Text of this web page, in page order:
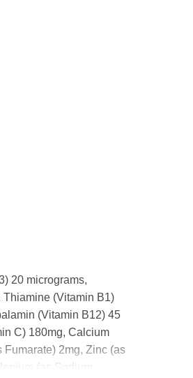
20 micrograms,
Thiamine (Vitamin B1)
(Vitamin B12) 45
C) 180mg, Calcium
2mg, Zinc (as
(as Sodium